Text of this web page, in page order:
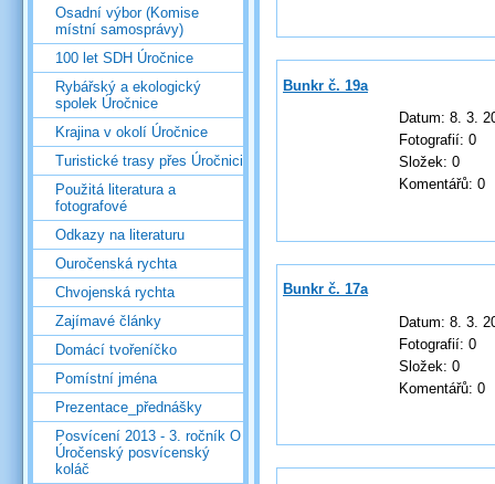
Bunkr č. 19a
Datum: 8. 3.
Fotografií: 0
Složek: 0
Komentářů: 0
Bunkr č. 17a
Datum: 8. 3.
Fotografií: 0
Složek: 0
Komentářů: 0
Osadní výbor (Komise
místní samosprávy)
100 let SDH Úročnice
Rybářský a ekologický
spolek Úročnice
Krajina v okolí Úročnice
Turistické trasy přes Úročnici
Použitá literatura a
fotografové
Odkazy na literaturu
Ouročenská rychta
Chvojenská rychta
Zajímavé články
Domácí tvořeníčko
Pomístní jména
Prezentace_přednášky
Posvícení 2013 - 3. ročník O
Úročenský posvícenský
koláč